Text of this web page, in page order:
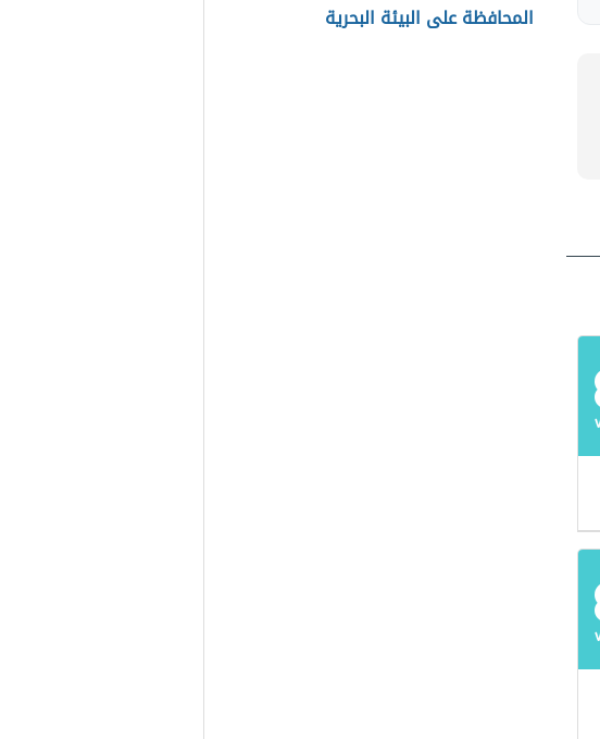
المحافظة على البيئة البحرية